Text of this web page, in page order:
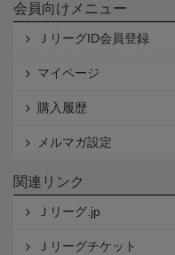
会員向けメニュー
ＪリーグID会員登録
マイページ
購入履歴
メルマガ設定
関連リンク
Ｊリーグ.jp
Ｊリーグチケット